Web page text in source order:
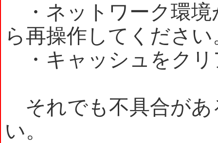
・ネットワーク環境
ら再操作してください
・キャッシュをクリ
それでも不具合があ
い。